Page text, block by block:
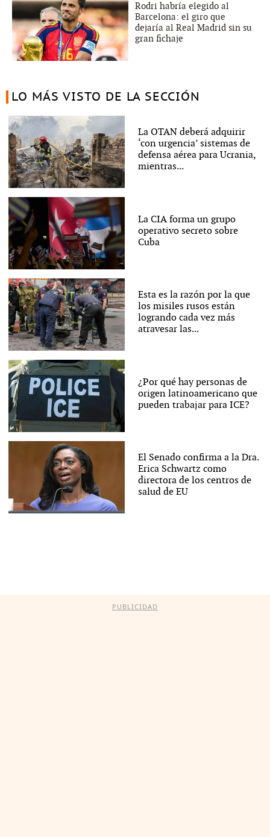
Rodri habría elegido al
Barcelona: el giro que
dejaría al Real Madrid sin su
gran fichaje
LO MÁS VISTO DE LA SECCIÓN
La OTAN deberá adquirir
‘con urgencia’ sistemas de
defensa aérea para Ucrania,
mientras...
La CIA forma un grupo
operativo secreto sobre
Cuba
Esta es la razón por la que
los misiles rusos están
logrando cada vez más
atravesar las...
¿Por qué hay personas de
origen latinoamericano que
pueden trabajar para ICE?
El Senado confirma a la Dra.
Erica Schwartz como
directora de los centros de
salud de EU
PUBLICIDAD